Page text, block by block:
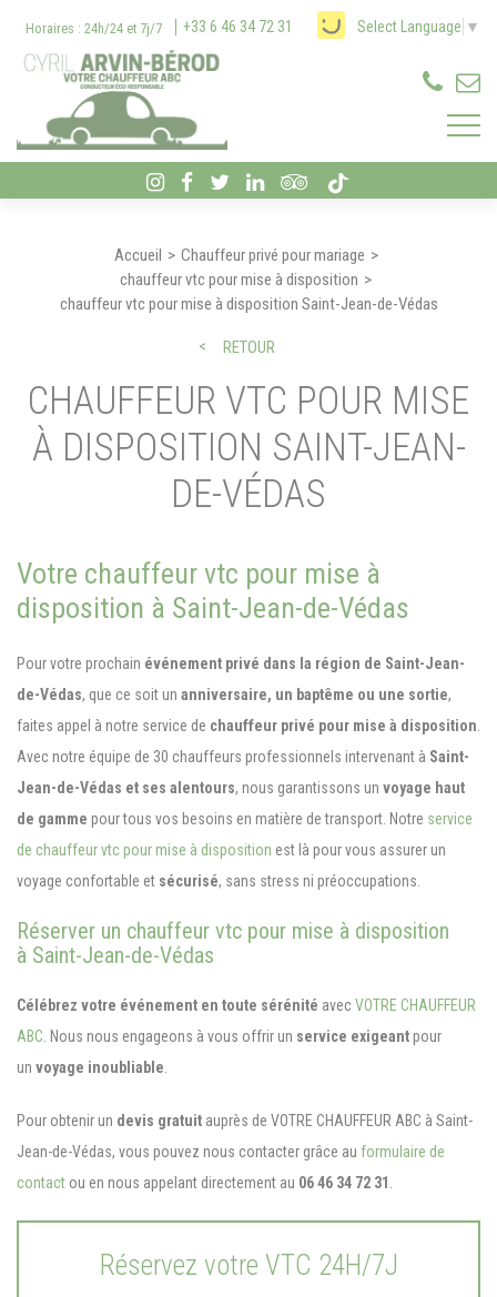
Horaires : 24h/24 et 7j/7 +33 6 46 34 72 31 Select Language ▼
Accueil
Chauffeur privé pour mariage
chauffeur vtc pour mise à disposition
chauffeur vtc pour mise à disposition Saint-Jean-de-Védas
RETOUR
CHAUFFEUR VTC POUR MISE
À DISPOSITION SAINT-JEAN-
DE-VÉDAS
Votre chauffeur vtc pour mise à
disposition à Saint-Jean-de-Védas
Pour votre prochain événement privé dans la région de Saint-Jean-
de-Védas, que ce soit un anniversaire, un baptême ou une sortie,
faites appel à notre service de chauffeur privé pour mise à disposition
Avec notre équipe de 30 chauffeurs professionnels intervenant à Saint-
Jean-de-Védas et ses alentours, nous garantissons un voyage haut
de gamme pour tous vos besoins en matière de transport. Notre service
de chauffeur vtc pour mise à disposition est là pour vous assurer un
voyage confortable et sécurisé, sans stress ni préoccupations.
Réserver un chauffeur vtc pour mise à disposition
à Saint-Jean-de-Védas
Célébrez votre événement en toute sérénité avecVOTRE CHAUFFEUR
ABC . Nous nous engageons à vous offrir un service exigeantpour
un voyage inoubliable
Pour obtenir un devis gratuit auprès de VOTRE CHAUFFEUR ABC à Saint-
Jean-de-Védas, vous pouvez nous contacter grâce au formulaire de
contact ou en nous appelant directement au 06 46 34 72 31
Réservez votre VTC 24H/7J